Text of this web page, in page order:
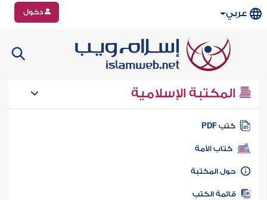
عربي دخول
المكتبة الإسلامية
كتب PDF
كتاب الأمة
المكتبة